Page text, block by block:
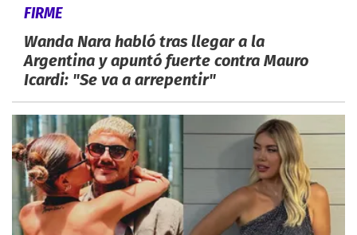
FIRME
Wanda Nara habló tras llegar a la
Argentina y apuntó fuerte contra Mauro
Icardi: "Se va a arrepentir"